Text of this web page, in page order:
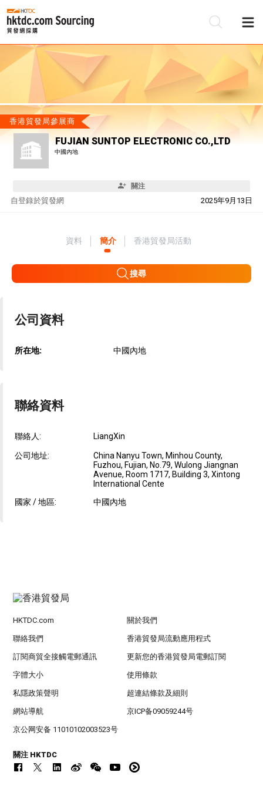
香港貿發局參展商
FUJIAN SUNTOP ELECTRONIC CO.,LTD
中國內地
關注
自 2025年9月13日
登錄於貿發網
資料 簡介 香港貿發局活動
搜尋
公司資料
所在地: 中國內地
聯絡資料
聯絡人: LiangXin
公司地址:
China Nanyu Town, Minhou County,
Fuzhou, Fujian, No.79, Wulong Jiangnan
Avenue, Room 1717, Building 3, Xintong
International Cente
國家 / 地區:
中國內地
HKTDC.com 關於我們
聯絡我們 香港貿發局流動應用程式
訂閱商貿全接觸電郵通訊 更新您的香港貿發局電郵訂閱
字體大小 使用條款
私隱政策聲明 超連結條款及細則
網站導航 京ICP备09059244号
京公网安备 11010102003523号
關注 HKTDC